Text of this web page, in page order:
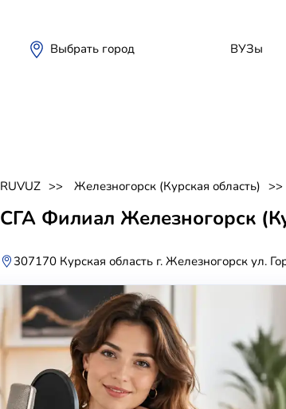
Выбрать город ВУЗы
RUVUZ Железногорск (Курская область)
СГА Филиал Железногорск
307170 Курская область г. Железногорск ул.